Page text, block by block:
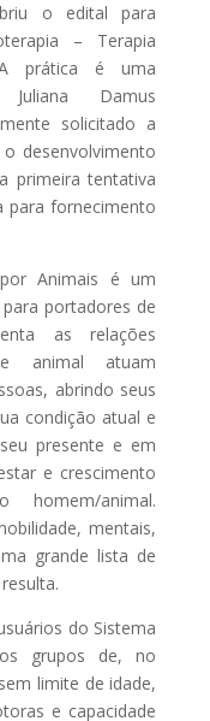
o edital para
– Terapia
prática é uma
Damus
solicitado a
desenvolvimento
primeira tentativa
para fornecimento
Animais é um
portadores de
as relações
animal atuam
abrindo seus
condição atual e
presente e em
e crescimento
homem/animal.
mentais,
grande lista de
do Sistema
grupos de, no
limite de idade,
e capacidade